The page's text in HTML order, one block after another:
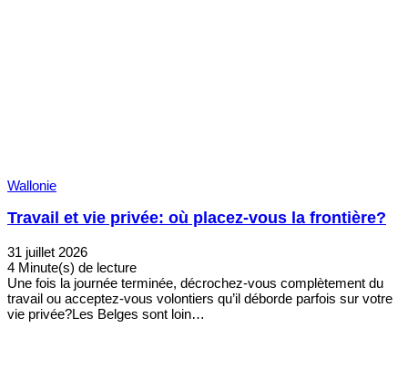
Wallonie
Travail et vie privée: où placez-vous la frontière?
31 juillet 2026
4 Minute(s) de lecture
Une fois la journée terminée, décrochez-vous complètement du
travail ou acceptez-vous volontiers qu’il déborde parfois sur votre
vie privée?Les Belges sont loin…